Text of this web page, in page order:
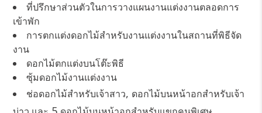
ที่ปรึกษาส่วนตัวในการวางแผนงานแต่งงานตลอดการ
เข้าพัก
การตกแต่งดอกไม้สำหรับงานแต่งงานในสถานที่พิธีจัด
งาน
ดอกไม้ตกแต่งบนโต๊ะพิธี
ซุ้มดอกไม้งานแต่งงาน
ช่อดอกไม้สำหรับเจ้าสาว, ดอกไม้บนหน้าอกสำหรับเจ้า